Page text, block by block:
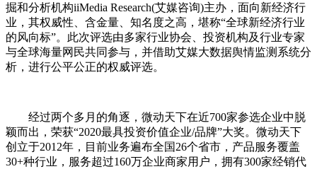
掘和分析机构iiMedia Research(艾媒咨询)主办，面向新经济行
业，其权威性、含金量、知名度之高，堪称“全球新经济行业
的风向标”。此次评选由多家行业协会、投资机构及行业专家
与全球海量网民共同参与，并借助艾媒大数据舆情监测系统分
析，进行公平公正的权威评选。
经过两个多月的角逐，微动天下在近700家参选企业中脱
颖而出，荣获“2020最具投资价值企业/品牌”大奖。微动天下
创立于2012年，目前业务遍布全国26个省市，产品服务覆盖
30+种行业，服务超过160万企业商家用户，拥有300家经销代